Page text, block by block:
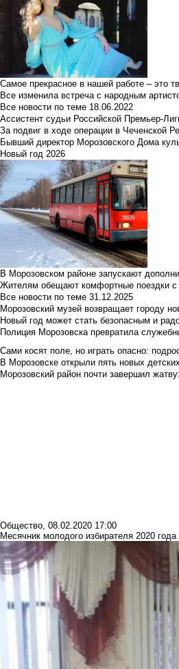
Самое прекрасное в нашей работе – это
Все изменила встреча с народным
Все новости по теме 18.06.2022
Ассистент судьи Российской Премьер-
За подвиг в ходе операции в Чеченской
Бывший директор Морозовского Дома
Новый год 2026
В Морозовском районе запускают
Жителям обещают комфортные поездки с
Все новости по теме 31.12.2025
Морозовский музей возвращает городу
Новый год может стать безопасным и
Полиция Морозовска превратила
Сами косят поле, но играть опасно:
В Морозовске открыли пять новых
Морозовский район почти завершил
Общество, 08.02.2020 17:00
Месячник молодого избирателя 2020